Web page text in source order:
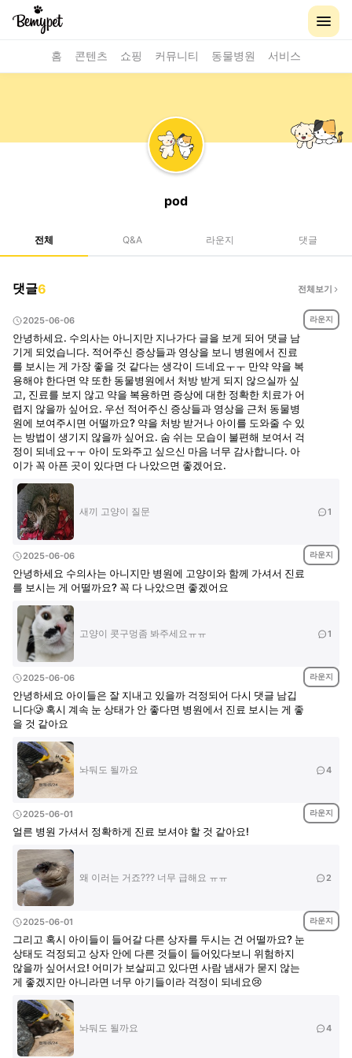
홈 콘텐츠 쇼핑 커뮤니티 동물병원 서비스
pod
전체 Q&A 라운지 댓글
댓글6 전체보기
2025-06-06 라운지
안녕하세요. 수의사는 아니지만 지나가다 글을 보게 되어 댓글 남
기게 되었습니다. 적어주신 증상들과 영상을 보니 병원에서 진료
를 보시는 게 가장 좋을 것 같다는 생각이 드네요ㅜㅜ 만약 약을 복
용해야 한다면 약 또한 동물병원에서 처방 받게 되지 않으실까 싶
고, 진료를 보지 않고 약을 복용하면 증상에 대한 정확한 치료가 어
렵지 않을까 싶어요. 우선 적어주신 증상들과 영상을 근처 동물병
원에 보여주시면 어떨까요? 약을 처방 받거나 아이를 도와줄 수 있
는 방법이 생기지 않을까 싶어요. 숨 쉬는 모습이 불편해 보여서 걱
정이 되네요ㅜㅜ 아이 도와주고 싶으신 마음 너무 감사합니다. 아
이가 꼭 아픈 곳이 있다면 다 나았으면 좋겠어요.
새끼 고양이 질문 1
2025-06-06 라운지
안녕하세요 수의사는 아니지만 병원에 고양이와 함께 가셔서 진료
를 보시는 게 어떨까요? 꼭 다 나았으면 좋겠어요
고양이 콧구멍좀 봐주세요ㅠㅠ 1
2025-06-06 라운지
안녕하세요 아이들은 잘 지내고 있을까 걱정되어 다시 댓글 남깁
니다🥲 혹시 계속 눈 상태가 안 좋다면 병원에서 진료 보시는 게 좋
을 것 같아요
놔둬도 될까요 4
2025-06-01 라운지
얼른 병원 가셔서 정확하게 진료 보셔야 할 것 같아요!
왜 이러는 거죠??? 너무 급해요 ㅠㅠ 2
2025-06-01 라운지
그리고 혹시 아이들이 들어갈 다른 상자를 두시는 건 어떨까요? 눈
상태도 걱정되고 상자 안에 다른 것들이 들어있다보니 위험하지
않을까 싶어서요! 어미가 보살피고 있다면 사람 냄새가 묻지 않는
게 좋겠지만 아니라면 너무 아기들이라 걱정이 되네요😢
놔둬도 될까요 4